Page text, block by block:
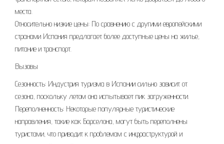
места.
Относительно низкие цены: По сравнению с другими европейскими
странами Испания предлагает более доступные цены на жилье,
питание и транспорт.
Вызовы
Сезонность: Индустрия туризма в Испании сильно зависит от
сезона, поскольку летом она испытывает пик загруженности.
Переполненность: Некоторые популярные туристические
направления, такие как Барселона, могут быть переполнены
туристами, что приводит к проблемам с инфраструктурой и